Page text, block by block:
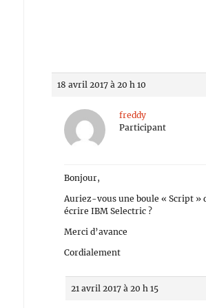
18 avril 2017 à 20 h 10
freddy
Participant
Bonjour,
Auriez-vous une boule « Script »
écrire IBM Selectric ?
Merci d’avance
Cordialement
21 avril 2017 à 20 h 15